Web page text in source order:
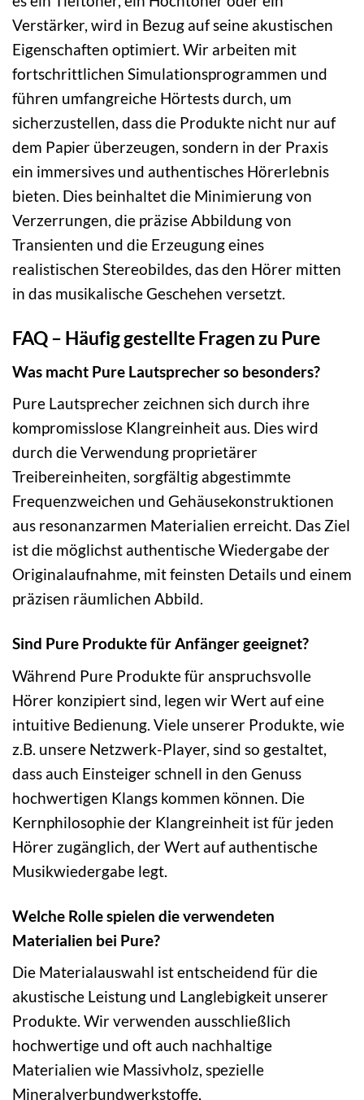
Verstärker, wird in Bezug auf seine akustischen
Eigenschaften optimiert. Wir arbeiten mit
fortschrittlichen Simulationsprogrammen und
führen umfangreiche Hörtests durch, um
sicherzustellen, dass die Produkte nicht nur auf
dem Papier überzeugen, sondern in der Praxis
ein immersives und authentisches Hörerlebnis
bieten. Dies beinhaltet die Minimierung von
Verzerrungen, die präzise Abbildung von
Transienten und die Erzeugung eines
realistischen Stereobildes, das den Hörer mitten
in das musikalische Geschehen versetzt.
FAQ – Häufig gestellte Fragen zu Pure
Was macht Pure Lautsprecher so besonders?
Pure Lautsprecher zeichnen sich durch ihre
kompromisslose Klangreinheit aus. Dies wird
durch die Verwendung proprietärer
Treibereinheiten, sorgfältig abgestimmte
Frequenzweichen und Gehäusekonstruktionen
aus resonanzarmen Materialien erreicht. Das Ziel
ist die möglichst authentische Wiedergabe der
Originalaufnahme, mit feinsten Details und einem
präzisen räumlichen Abbild.
Sind Pure Produkte für Anfänger geeignet?
Während Pure Produkte für anspruchsvolle
Hörer konzipiert sind, legen wir Wert auf eine
intuitive Bedienung. Viele unserer Produkte, wie
z.B. unsere Netzwerk-Player, sind so gestaltet,
dass auch Einsteiger schnell in den Genuss
hochwertigen Klangs kommen können. Die
Kernphilosophie der Klangreinheit ist für jeden
Hörer zugänglich, der Wert auf authentische
Musikwiedergabe legt.
Welche Rolle spielen die verwendeten
Materialien bei Pure?
Die Materialauswahl ist entscheidend für die
akustische Leistung und Langlebigkeit unserer
Produkte. Wir verwenden ausschließlich
hochwertige und oft auch nachhaltige
Materialien wie Massivholz, spezielle
Mineralverbundwerkstoffe,